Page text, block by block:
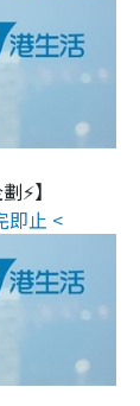
⚡】
即止 <